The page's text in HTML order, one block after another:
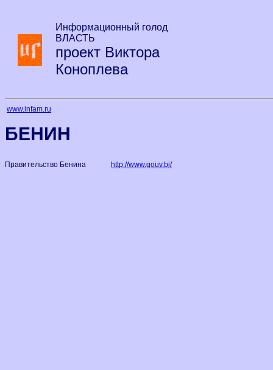
Информационный голод
ВЛАСТЬ
проект Виктора
Коноплева
www.infam.ru
БЕНИН
Правительство Бенина http://www.gouv.bj/